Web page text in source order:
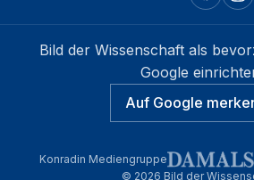
Bild der Wissenschaft als
Google
Auf Google
Konradin Mediengruppe
© 2026 Bild der